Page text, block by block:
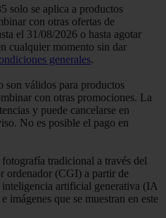
solo se aplica a productos
con otras ofertas de
el 31/08/2026 o hasta agotar
cualquier momento sin dar
generales.
son válidos para productos
con otras promociones. La
y puede cancelarse en
No es posible el pago en
tradicional a través del
ordenador (CGI) a partir de
artificial generativa (IA
imágenes que se muestran en este